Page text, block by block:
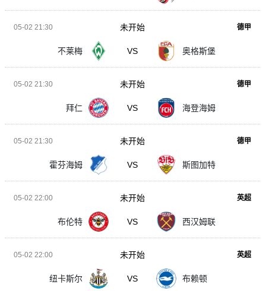
05-02 21:30 德甲
不莱梅 VS 奥格斯堡
未开始
05-02 21:30 德甲
拜仁 VS 海登海姆
未开始
05-02 21:30 德甲
霍芬海姆 VS 斯图加特
未开始
05-02 22:00 英超
布伦特 VS 西汉姆联
未开始
05-02 22:00 英超
纽卡斯尔 VS 布赖顿
未开始